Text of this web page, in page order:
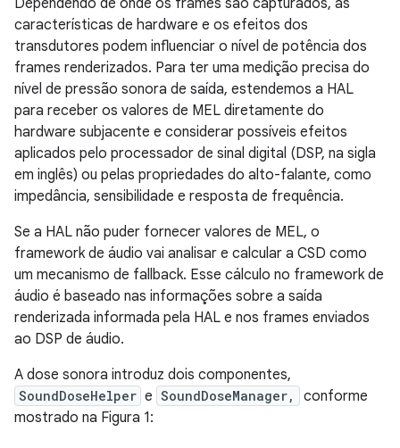
Dependendo de onde os frames são capturados, as
características de hardware e os efeitos dos
transdutores podem influenciar o nível de potência dos
frames renderizados. Para ter uma medição precisa do
nível de pressão sonora de saída, estendemos a HAL
para receber os valores de MEL diretamente do
hardware subjacente e considerar possíveis efeitos
aplicados pelo processador de sinal digital (DSP, na sigla
em inglês) ou pelas propriedades do alto-falante, como
impedância, sensibilidade e resposta de frequência.
Se a HAL não puder fornecer valores de MEL, o
framework de áudio vai analisar e calcular a CSD como
um mecanismo de fallback. Esse cálculo no framework de
áudio é baseado nas informações sobre a saída
renderizada informada pela HAL e nos frames enviados
ao DSP de áudio.
A dose sonora introduz dois componentes,
SoundDoseHelper e SoundDoseManager,
conforme
mostrado na Figura 1: